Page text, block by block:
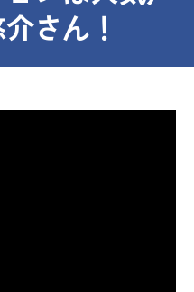
さん！